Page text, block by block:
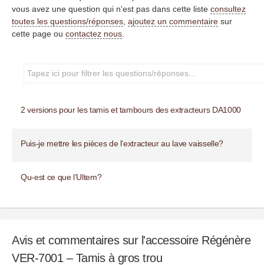
vous avez une question qui n'est pas dans cette liste consultez
toutes les questions/réponses ajoutez un commentaire sur
cette page ou contactez nous
2 versions pour les tamis et tambours des extracteurs DA1000
Puis-je mettre les pièces de l’extracteur au lave vaisselle?
Qu-est ce que l’Ultem?
Avis et commentaires sur l'accessoire Régénère
VER-7001 – Tamis à gros trou